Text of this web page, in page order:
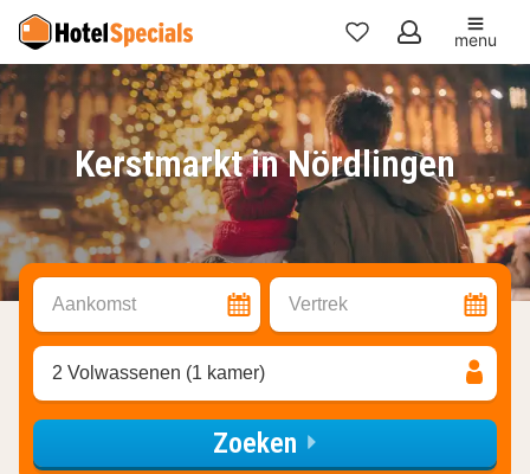
Mijn
favorieten
menu
Kerstmarkt in Nördlingen
Aankomst Vertrek
2 Volwassenen (1 kamer)
Zoeken